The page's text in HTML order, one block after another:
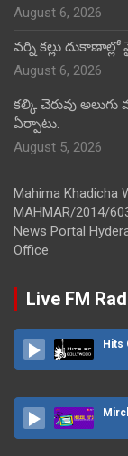
August 6, 2026
వర్ని కల్లు
August 6, 2026
కల్కి చెరువు
ఏర్పాటు.
August 5, 2026
Mahima Khadicha
MAHMAR/2014/
News Portal
Office
Live FM
Hits